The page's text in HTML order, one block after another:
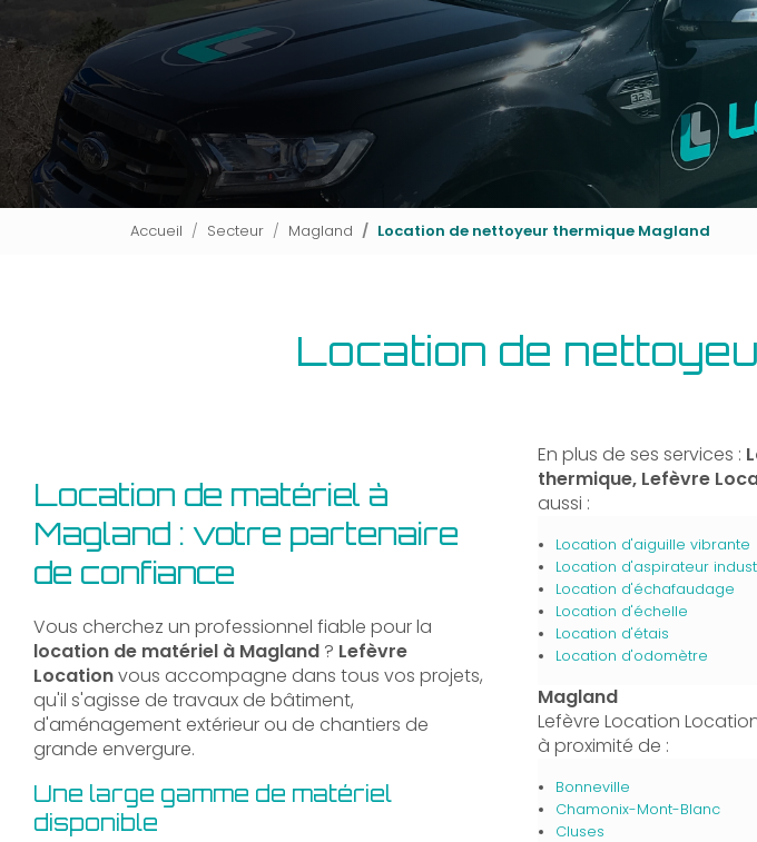
Accueil Secteur Magland Location de nettoyeur thermique Magland
Location de
Location de matériel à
Magland : votre partenaire
de confiance
Vous cherchez un professionnel fiable pour la
location de matériel à Magland ? Lefèvre
Locationvous accompagne dans tous vos projets,
qu'il s'agisse de travaux de bâtiment,
d'aménagement extérieur ou de chantiers de
grande envergure.
Une large gamme de matériel
disponible
En plus de ses services :
thermique, Lefèvre
aussi :
Location d'aiguille vibrante
Location d'aspirateur
Location d'échafaudage
Location d'échelle
Location d'étais
Location d'odomètre
Magland
Lefèvre Location
à proximité de :
Bonneville
Chamonix-Mont-Blanc
Cluses